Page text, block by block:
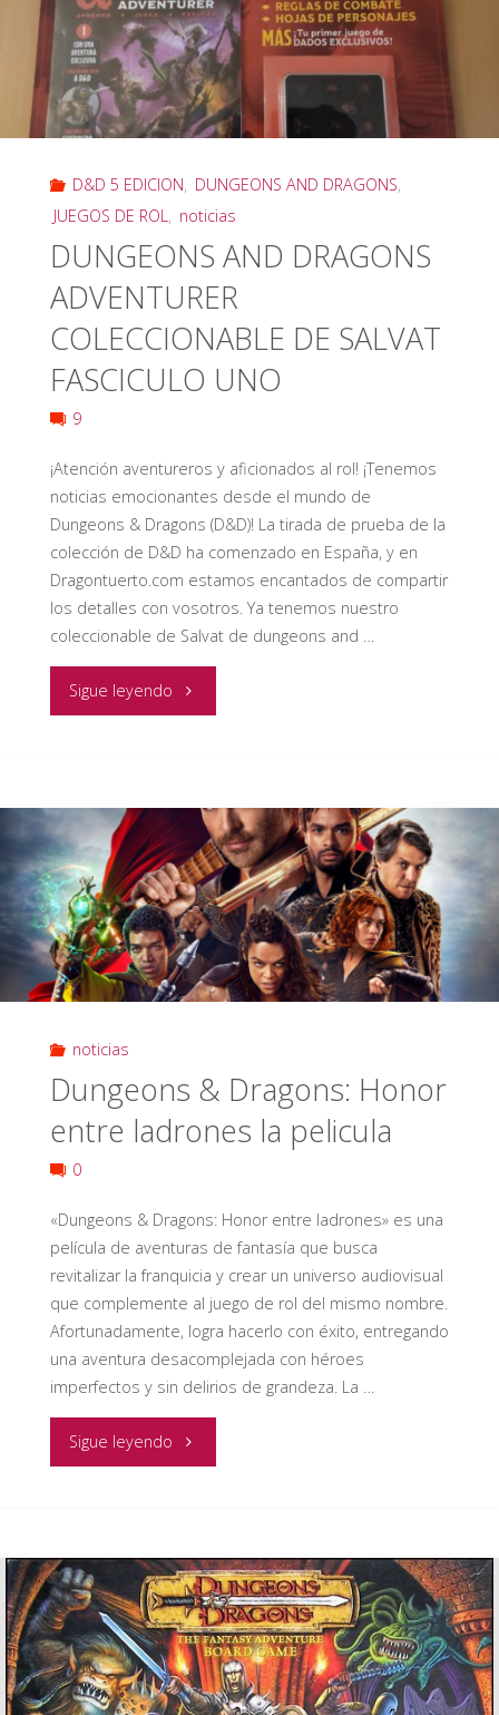
Publicación
de
la
de
«Dungeons
and
Dragons
Salvat"
D&D 5 EDICION, DUNGEONS AND DRAGONS,
JUEGOS DE ROL, noticias
DUNGEONS AND DRAGONS
ADVENTURER
COLECCIONABLE DE SALVAT
FASCICULO UNO
9
¡Atención aventureros y aficionados al rol! ¡Tenemos
noticias emocionantes desde el mundo de
Dungeons & Dragons (D&D)! La tirada de prueba de la
colección de D&D ha comenzado en España, y en
Dragontuerto.com estamos encantados de compartir
los detalles con vosotros. Ya tenemos nuestro
coleccionable de Salvat de dungeons and …
Sigue leyendo "DUNGEONS
ADVENTURER
COLECCIONABLE
DE
SALVAT
noticias
Dungeons & Dragons: Honor
entre ladrones la pelicula
0
«Dungeons & Dragons: Honor entre ladrones» es una
película de aventuras de fantasía que busca
revitalizar la franquicia y crear un universo audiovisual
que complemente al juego de rol del mismo nombre.
Afortunadamente, logra hacerlo con éxito, entregando
una aventura desacomplejada con héroes
imperfectos y sin delirios de grandeza. La …
Sigue leyendo "Dungeons
Honor
entre
ladrones